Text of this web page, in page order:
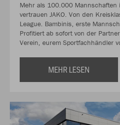
Mehr als 100.000 Mannschaften
vertrauen JAKO. Von den
League. Bambinis, erste
Profitiert ab sofort von der
Verein, eurem Sportfachhändler
MEHR LESEN